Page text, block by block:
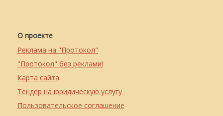
О проекте
Реклама на "Протокол"
"Протокол" без реклами!
Карта сайта
Тендер на юридическую услугу
Пользовательское соглашение